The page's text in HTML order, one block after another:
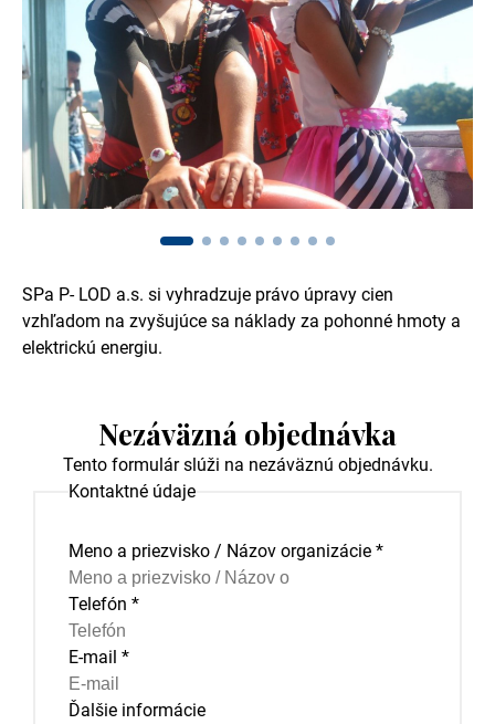
SPa P- LOD a.s. si vyhradzuje právo úpravy cien
vzhľadom na zvyšujúce sa náklady za pohonné hmoty a
elektrickú energiu.
Nezáväzná objednávka
Tento formulár slúži na nezáväznú objednávku.
Kontaktné údaje
Meno a priezvisko / Názov organizácie *
Telefón *
E-mail *
Ďalšie informácie